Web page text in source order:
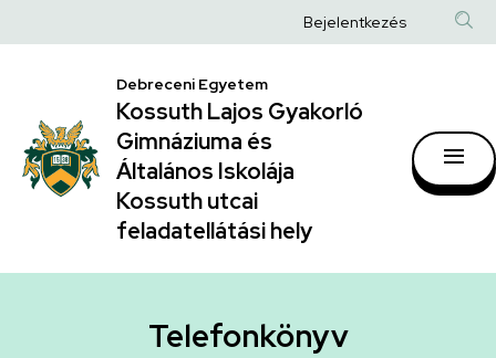
|
Kossuth
Lajos
Gyakorló
Gimnáziuma
Általános
a
Anonim
fiók
Bejelentkezés
Debreceni Egyetem
Kossuth Lajos Gyakorló
Gimnáziuma és
Általános Iskolája
Kossuth utcai
feladatellátási hely
Telefonkönyv